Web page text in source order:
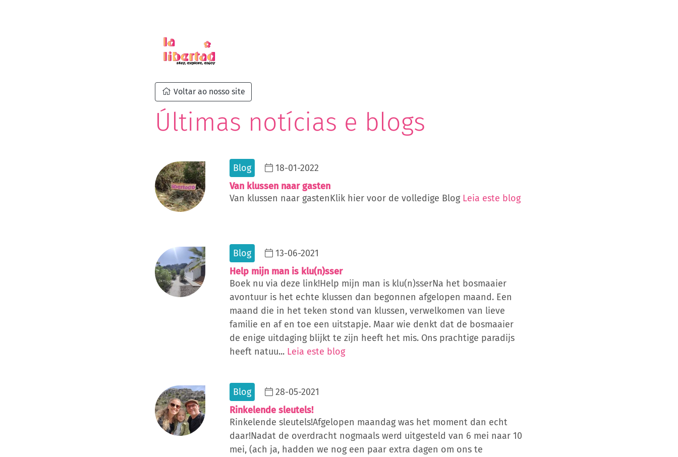
Voltar ao nosso site
Últimas notícias e blogs
Blog
18-01-2022
Van klussen naar gasten
Van klussen naar gastenKlik hier voor de volledige Blog Leia este blog
Blog
13-06-2021
Help mijn man is klu(n)sser
Boek nu via deze link!Help mijn man is klu(n)sserNa het bosmaaier
avontuur is het echte klussen dan begonnen afgelopen maand. Een
maand die in het teken stond van klussen, verwelkomen van lieve
familie en af en toe een uitstapje. Maar wie denkt dat de bosmaaier
de enige uitdaging blijkt te zijn heeft het mis. Ons prachtige paradijs
heeft natuu... Leia este blog
Blog
28-05-2021
Rinkelende sleutels!
Rinkelende sleutels!Afgelopen maandag was het moment dan echt
daar!Nadat de overdracht nogmaals werd uitgesteld van 6 mei naar 10
mei, (ach ja, hadden we nog een paar extra dagen om ons te